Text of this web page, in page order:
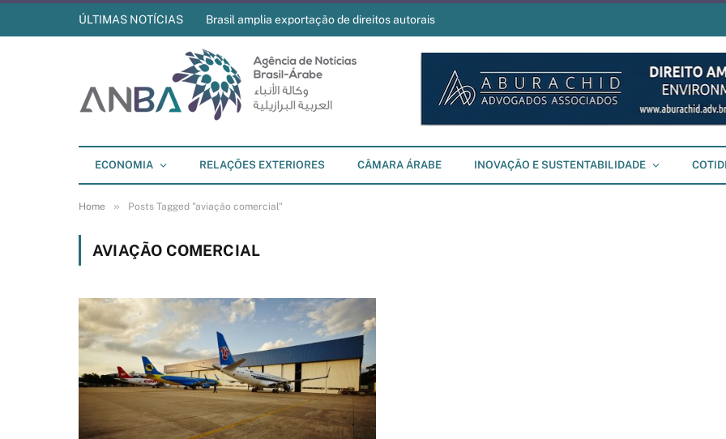
ÚLTIMAS NOTÍCIAS Brasil amplia exportação de direitos autorais
ECONOMIA RELAÇÕES EXTERIORES CÂMARA ÁRABE INOVAÇÃO E SUSTENTABILIDADE
Home » Posts Tagged "aviação comercial"
AVIAÇÃO COMERCIAL